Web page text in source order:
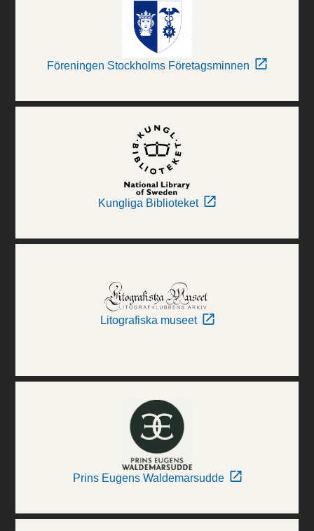
Föreningen Stockholms Företagsminnen
Kungliga Biblioteket
Litografiska museet
Prins Eugens Waldemarsudde